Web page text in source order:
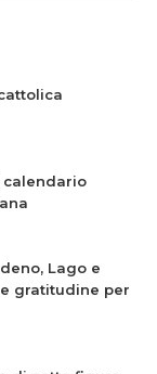
calendario
Lago e
gratitudine per